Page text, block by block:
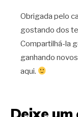
Obrigada pelo
gostando dos
Compartilhá-la
ganhando
aqui.